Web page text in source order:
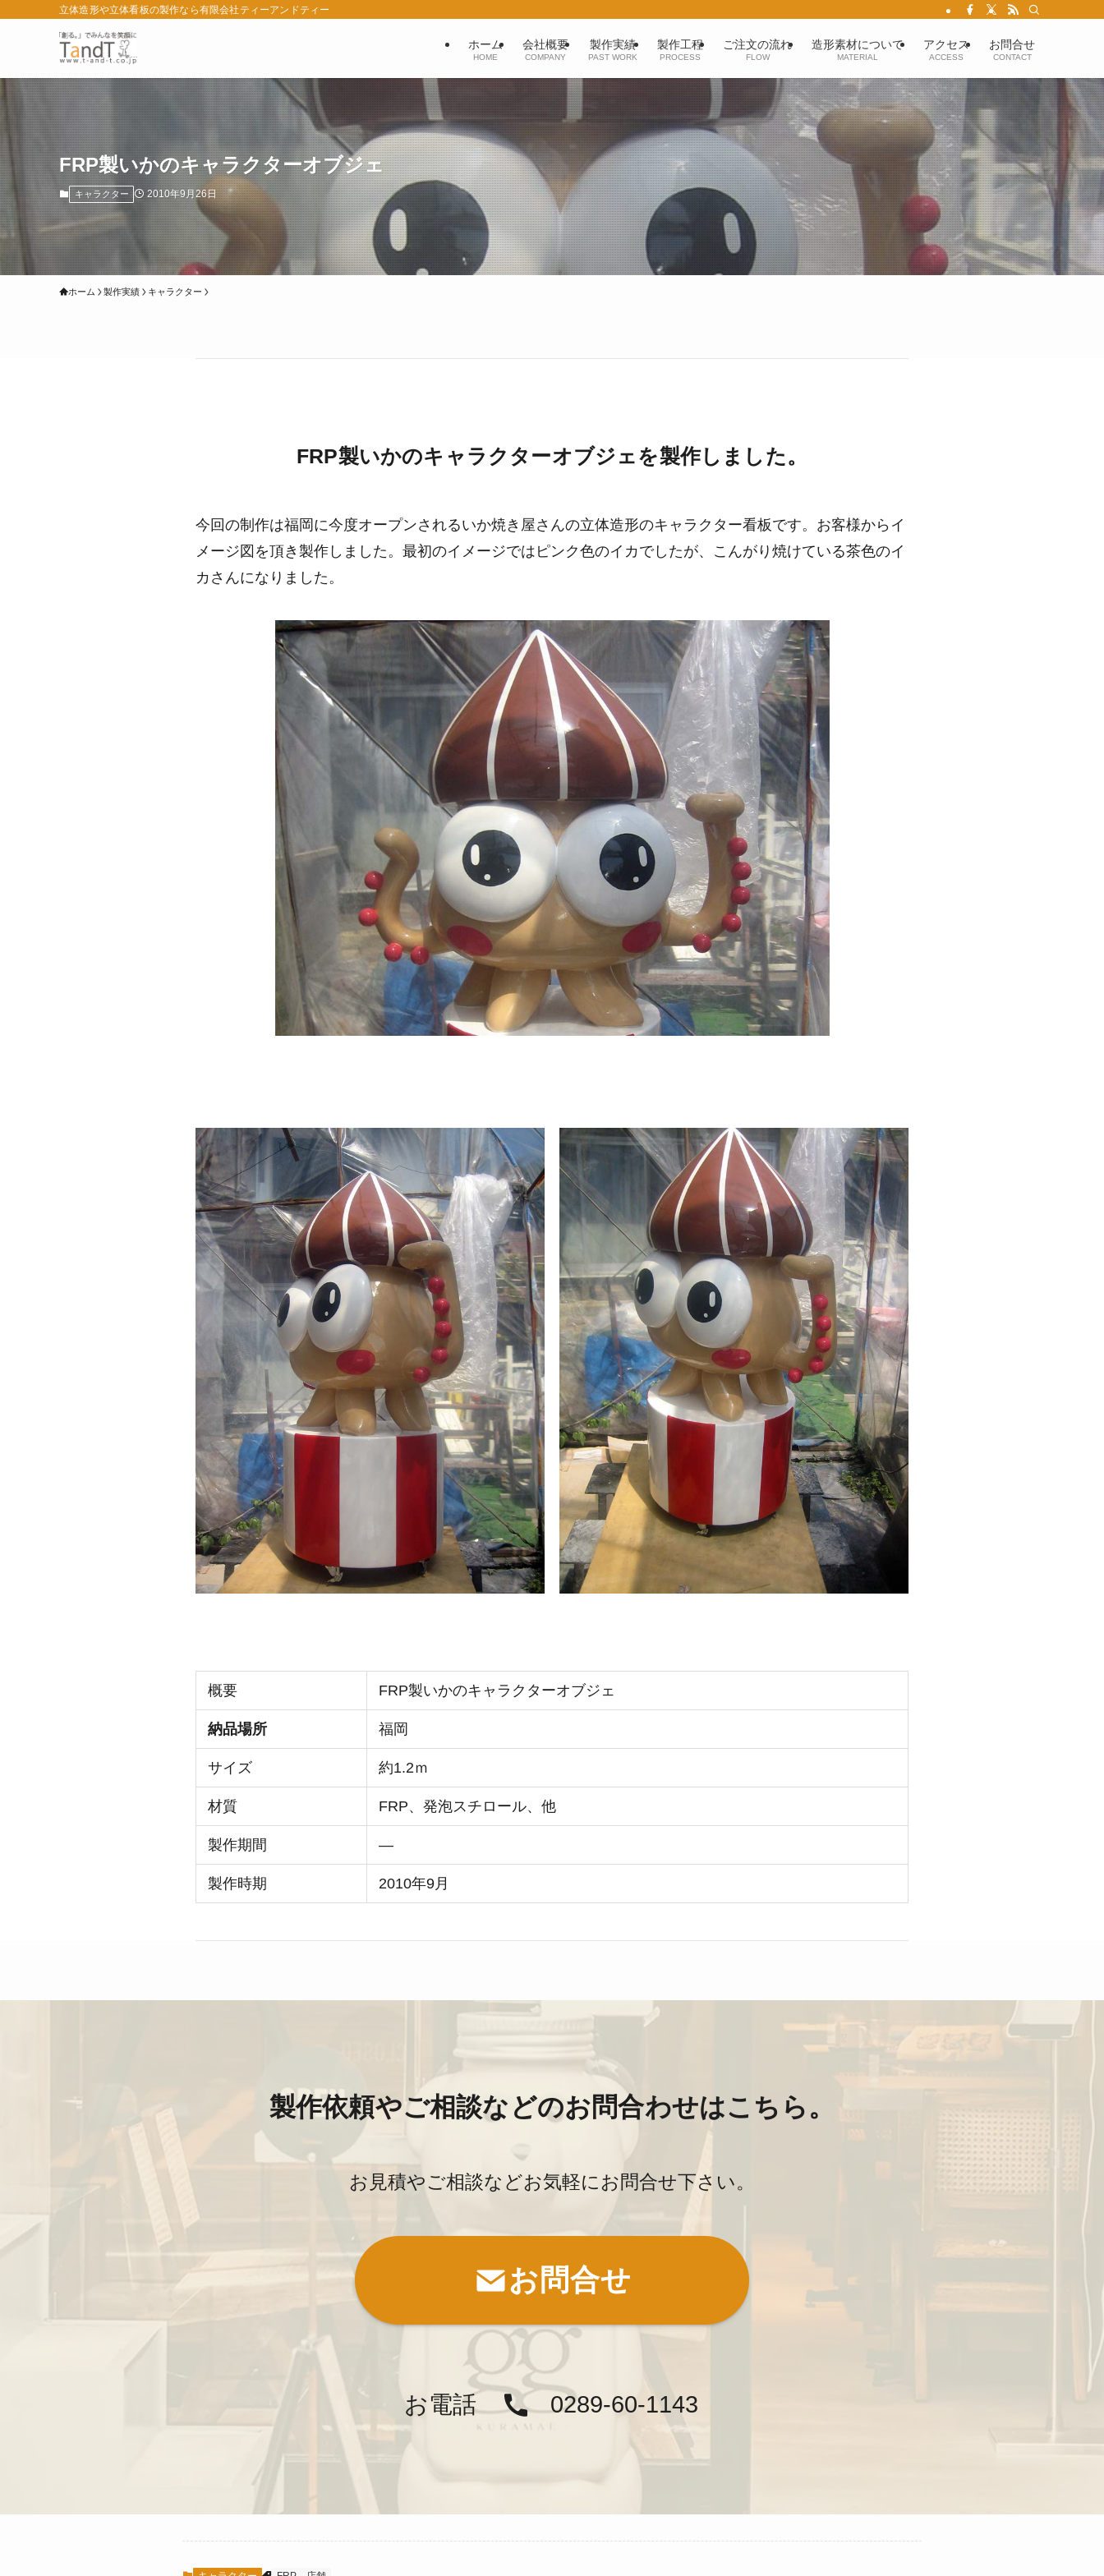
立体造形や立体看板の製作なら有限会社ティーアンドティー
ホーム
HOME
会社概要
COMPANY
製作実績
PAST WORK
製作工程
PROCESS
ご注文の流れ
FLOW
造形素材について
MATERIAL
アクセス
ACCESS
お問合せ
CONTACT
FRP製いかのキャラクターオブジェ
キャラクター 2010年9月26日
ホーム 製作実績 キャラクター
FRP製いかのキャラクターオブジェを製作しました。
今回の制作は福岡に今度オープンされるいか焼き屋さんの立体造形のキャラクター看板です。お客様からイ
メージ図を頂き製作しました。最初のイメージではピンク色のイカでしたが、こんがり焼けている茶色のイ
カさんになりました。
概要 FRP製いかのキャラクターオブジェ
納品場所 福岡
サイズ 約1.2ｍ
材質 FRP、発泡スチロール、他
製作期間 —
製作時期 2010年9月
製作依頼やご相談などのお問合わせはこちら。
お見積やご相談などお気軽にお問合せ下さい。
お問合せ
お電話0289-60-1143